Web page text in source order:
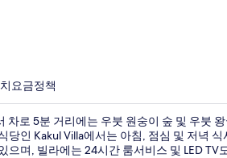
요금정책
차로 5분 거리에는 우붓 원숭이 숲 및 우붓
당인 Kakul Villa에서는 아침, 점심 및 저녁
으며, 빌라에는 24시간 룸서비스 및 LED TV